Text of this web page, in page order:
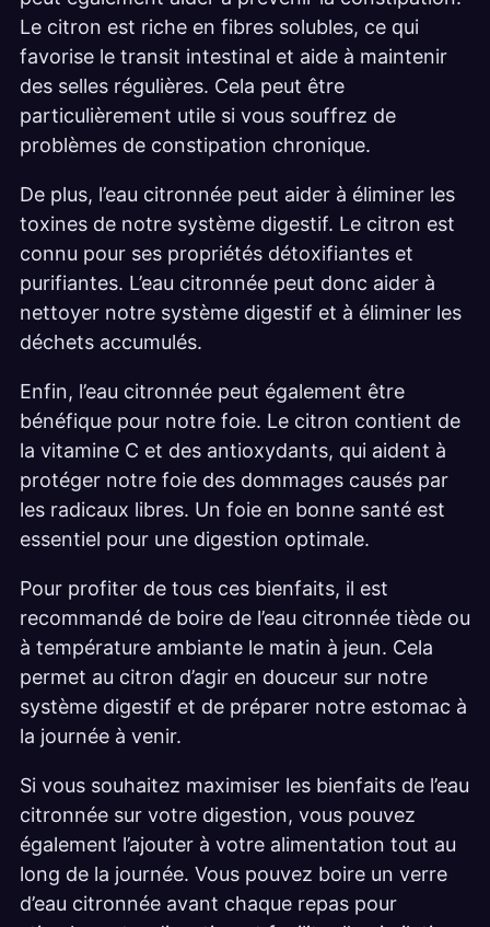
Le citron est riche en fibres solubles, ce qui
favorise le transit intestinal et aide à maintenir
des selles régulières. Cela peut être
particulièrement utile si vous souffrez de
problèmes de constipation chronique.
De plus, l’eau citronnée peut aider à éliminer les
toxines de notre système digestif. Le citron est
connu pour ses propriétés détoxifiantes et
purifiantes. L’eau citronnée peut donc aider à
nettoyer notre système digestif et à éliminer les
déchets accumulés.
Enfin, l’eau citronnée peut également être
bénéfique pour notre foie. Le citron contient de
la vitamine C et des antioxydants, qui aident à
protéger notre foie des dommages causés par
les radicaux libres. Un foie en bonne santé est
essentiel pour une digestion optimale.
Pour profiter de tous ces bienfaits, il est
recommandé de boire de l’eau citronnée tiède ou
à température ambiante le matin à jeun. Cela
permet au citron d’agir en douceur sur notre
système digestif et de préparer notre estomac à
la journée à venir.
Si vous souhaitez maximiser les bienfaits de l’eau
citronnée sur votre digestion, vous pouvez
également l’ajouter à votre alimentation tout au
long de la journée. Vous pouvez boire un verre
d’eau citronnée avant chaque repas pour